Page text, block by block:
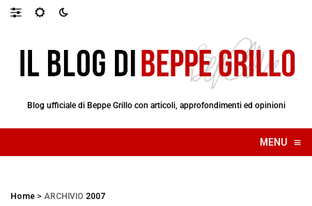
Blog ufficiale di Beppe Grillo con articoli, approfondimenti ed opinioni
MENU ≡
☰
Home > ARCHIVIO 2007